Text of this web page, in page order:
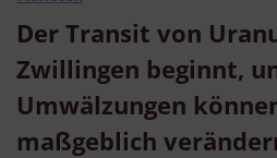
Der Transit von
Zwillingen beginnt,
Umwälzungen
maßgeblich